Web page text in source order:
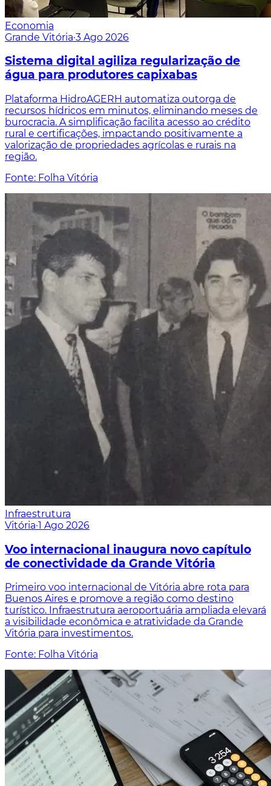
Economia
Grande Vitória·3 Ago 2026
Sistema digital agiliza regularização de
água para produtores capixabas
Plataforma HidroAGERH automatiza outorga de
recursos hídricos em minutos, eliminando meses de
burocracia. A simplificação facilita acesso ao crédito
rural e certificações, impactando positivamente a
valorização de propriedades agrícolas e rurais na
região.
Fonte: Folha Vitória
Infraestrutura
Vitória·1 Ago 2026
Voo internacional inaugura novo capítulo
de conectividade da Grande Vitória
Primeiro voo internacional de Vitória abre rota para
Buenos Aires e promove a região como destino
turístico. Infraestrutura aeroportuária ampliada elevará
a visibilidade econômica e atratividade da Grande
Vitória para investimentos.
Fonte: Folha Vitória